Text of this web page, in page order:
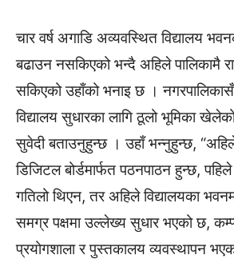
चार वर्ष अगाडि अव्यवस्थित विद्यालय
बढाउन नसकिएको भन्दै अहिले पालिकामै
सकिएको उहाँको भनाइ छ ।
विद्यालय सुधारका लागि ठूलो भूमिका
सुवेदी बताउनुहुन्छ । उहाँ भन्नुहुन्छ, “अहिले
डिजिटल बोर्डमार्फत पठनपाठन हुन्छ, पहिले
गतिलो थिएन, तर अहिले विद्यालयका
समग्र पक्षमा उल्लेख्य सुधार भएको छ,
प्रयोगशाला र पुस्तकालय व्यवस्थापन